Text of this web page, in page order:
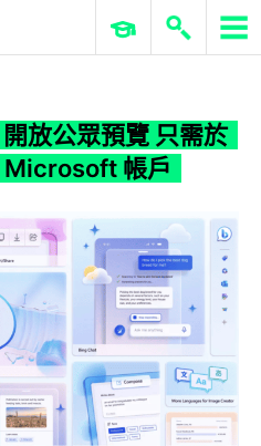
ERP 與商業 AI
放公眾預覽 只需於
Microsoft 帳戶